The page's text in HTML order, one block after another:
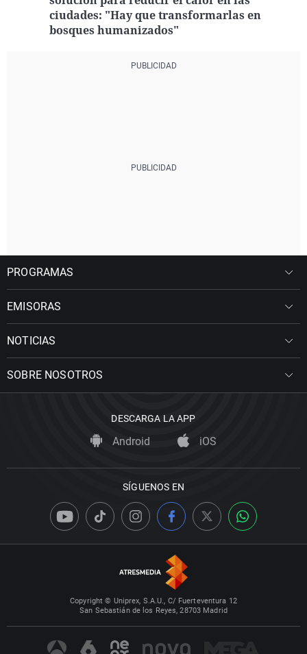
ciudades: "Hay que transformarlas en
bosques humanizados"
PROGRAMAS
EMISORAS
NOTICIAS
SOBRE NOSOTROS
DESCARGA LA APP
Android iOS
SÍGUENOS EN
Copyright © Uniprex, S.A.U., C/ Fuerteventura 12
San Sebastián de los Reyes, 28703 Madrid